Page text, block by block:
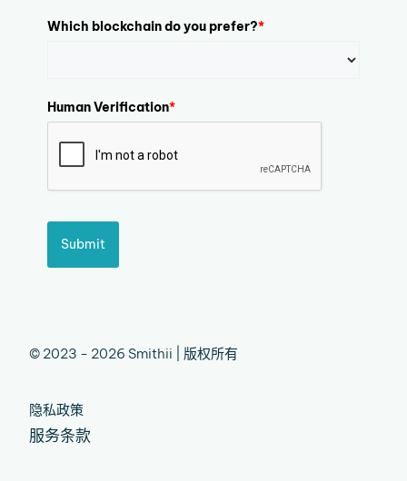
Which blockchain do you prefer?*
Human Verification*
Submit
© 2023 - 2026 Smithii | 版权所有
隐私政策
服务条款